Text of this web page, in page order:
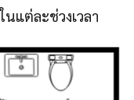
แต่ละช่วงเวลา